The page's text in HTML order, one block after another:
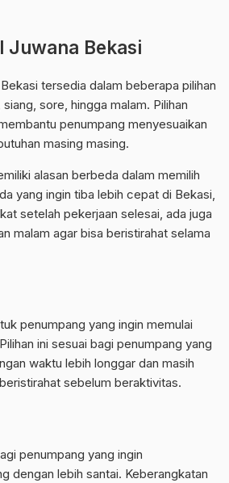
Juwana Bekasi
tersedia dalam beberapa pilihan
sore, hingga malam. Pilihan
penumpang menyesuaikan
masing masing.
alasan berbeda dalam memilih
yang ingin tiba lebih cepat di Bekasi,
setelah pekerjaan selesai, ada juga
malam agar bisa beristirahat selama
penumpang yang ingin memulai
ini sesuai bagi penumpang yang
waktu lebih longgar dan masih
sebelum beraktivitas.
penumpang yang ingin
dengan lebih santai. Keberangkatan